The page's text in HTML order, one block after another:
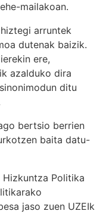
mailakoan.
arruntek
dutenak baizik.
ere,
azalduko dira
ditu
bertsio berrien
baita datu-
Hizkuntza Politika
jaso zuen UZEIk